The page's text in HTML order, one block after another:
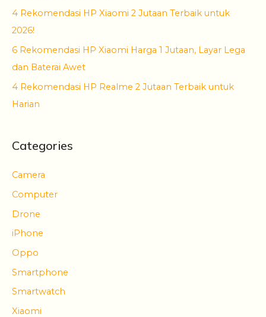
4 Rekomendasi HP Xiaomi 2 Jutaan Terbaik untuk
2026!
6 Rekomendasi HP Xiaomi Harga 1 Jutaan, Layar Lega
dan Baterai Awet
4 Rekomendasi HP Realme 2 Jutaan Terbaik untuk
Harian
Categories
Camera
Computer
Drone
iPhone
Oppo
Smartphone
Smartwatch
Xiaomi